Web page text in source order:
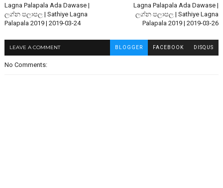
Lagna Palapala Ada Dawase |
ලග්න පලාපල | Sathiye Lagna
Palapala 2019 | 2019-03-26
Lagna Palapala Ada Dawase |
ලග්න පලාපල | Sathiye Lagna
Palapala 2019 | 2019-03-24
LEAVE A COMMENT BLOGGER FACEBOOK DISQUS
No Comments: